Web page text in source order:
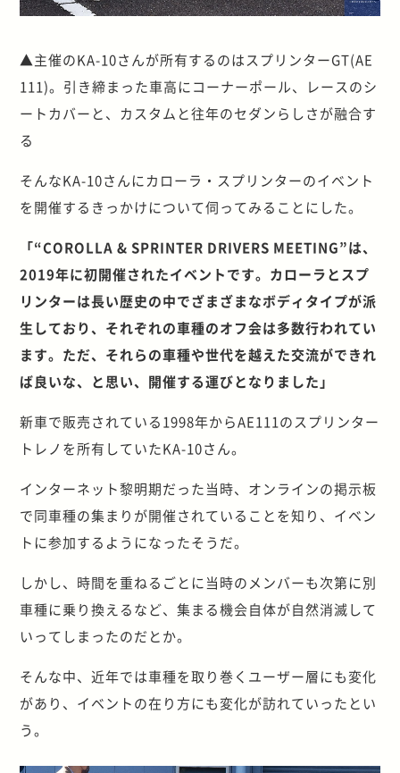
▲主催のKA-10さんが所有するのはスプリンターGT(AE
111)。引き締まった車高にコーナーポール、レースのシ
ートカバーと、カスタムと往年のセダンらしさが融合す
る
そんなKA-10さんにカローラ・スプリンターのイベント
を開催するきっかけについて伺ってみることにした。
「“COROLLA & SPRINTER DRIVERS MEETING”は、
2019年に初開催されたイベントです。カローラとスプ
リンターは長い歴史の中でざまざまなボディタイプが派
生しており、それぞれの車種のオフ会は多数行われてい
ます。ただ、それらの車種や世代を越えた交流ができれ
ば良いな、と思い、開催する運びとなりました」
新車で販売されている1998年からAE111のスプリンター
トレノを所有していたKA-10さん。
インターネット黎明期だった当時、オンラインの掲示板
で同車種の集まりが開催されていることを知り、イベン
トに参加するようになったそうだ。
しかし、時間を重ねるごとに当時のメンバーも次第に別
車種に乗り換えるなど、集まる機会自体が自然消滅して
いってしまったのだとか。
そんな中、近年では車種を取り巻くユーザー層にも変化
があり、イベントの在り方にも変化が訪れていったとい
う。